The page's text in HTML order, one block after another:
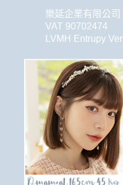
樂延企業有限公司
VAT 90702474
LVMH Entrupy